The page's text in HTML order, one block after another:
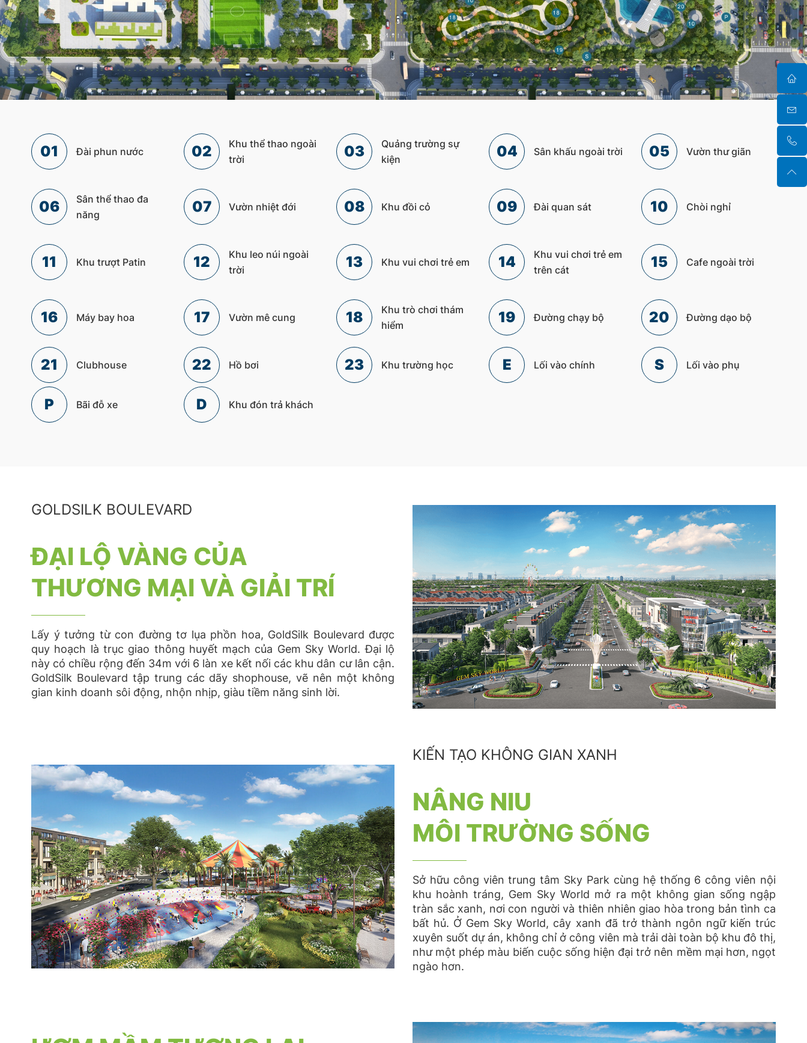
01 Đài phun nước 02
Khu thể thao ngoài
trời
03
Quảng trường sự
kiện
04 Sân khấu ngoài trời 05 Vườn thư giãn
06
Sân thể thao đa
năng
07 Vườn nhiệt đới 08 Khu đồi cỏ 09 Đài quan sát 10 Chòi nghỉ
11 Khu trượt Patin 12
Khu leo núi ngoài
trời
13 Khu vui chơi trẻ em 14
Khu vui chơi trẻ em
trên cát
15 Cafe ngoài trời
16 Máy bay hoa 17 Vườn mê cung 18
Khu trò chơi thám
hiểm
19 Đường chạy bộ 20 Đường dạo bộ
21 Clubhouse 22 Hồ bơi 23 Khu trường học E Lối vào chính S Lối vào phụ
P Bãi đỗ xe D Khu đón trả khách
GOLDSILK BOULEVARD
ĐẠI LỘ VÀNG CỦA
THƯƠNG MẠI VÀ GIẢI TRÍ
Lấy ý tưởng từ con đường tơ lụa phồn hoa, GoldSilk Boulevard được
quy hoạch là trục giao thông huyết mạch của Gem Sky World. Đại lộ
này có chiều rộng đến 34m với 6 làn xe kết nối các khu dân cư lân cận.
GoldSilk Boulevard tập trung các dãy shophouse, vẽ nên một không
gian kinh doanh sôi động, nhộn nhịp, giàu tiềm năng sinh lời.
KIẾN TẠO KHÔNG GIAN XANH
NÂNG NIU
MÔI TRƯỜNG SỐNG
Sở hữu công viên trung tâm Sky Park cùng hệ thống 6 công viên nội
khu hoành tráng, Gem Sky World mở ra một không gian sống ngập
tràn sắc xanh, nơi con người và thiên nhiên giao hòa trong bản tình ca
bất hủ. Ở Gem Sky World, cây xanh đã trở thành ngôn ngữ kiến trúc
xuyên suốt dự án, không chỉ ở công viên mà trải dài toàn bộ khu đô thị,
như một phép màu biến cuộc sống hiện đại trở nên mềm mại hơn, ngọt
ngào hơn.